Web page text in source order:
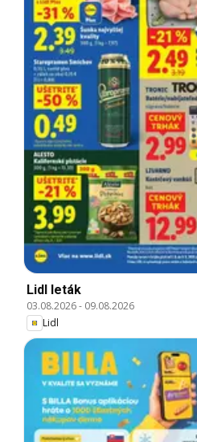
Lidl leták
03.08.2026- 09.08.2026
Lidl